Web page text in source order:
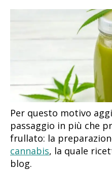
Per questo motivo
passaggio in più che
frullato: la
cannabis, la quale
blog.